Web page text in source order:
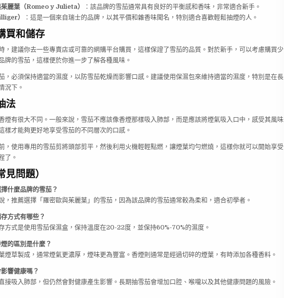
茱麗葉（Romeo y Julieta）
：該品牌的雪茄通常具有良好的平衡感和香味，非常適合新手。
）
：這是一個來自瑞士的品牌，以其平價和雜香味聞名，特別適合喜歡輕鬆抽煙的人。
買和儲存
，建議你去一些專賣店或可靠的網購平台購買，這樣保證了雪茄的品質。對於新手，可以考慮購買少
牌的雪茄，這樣便於你進一步了解各種風味。
，必須保持適當的濕度，以防雪茄乾燥而影響口感。建議使用保濕包來維持適當的濕度，特別是在長
況下。
法
煙有很大不同。一般來說，雪茄不應該像香煙那樣吸入肺部，而是應該將煙氣吸入口中，感受其風味
樣才能夠更好地享受雪茄的不同層次的口感。
，使用專用的雪茄剪將頭部剪平，然後利用火機輕輕點燃，讓煙葉均勻燃燒，這樣你就可以開始享受
了。
問題）
什麼品牌的雪茄？
，推薦選擇「羅密歐與茱麗葉」的雪茄，因為該品牌的雪茄通常較為柔和，適合初學者。
方式有哪些？
方式是使用雪茄保濕盒，保持溫度在20-22度，並保持60%-70%的濕度。
的區別是什麼？
煙草製成，通常煙氣更濃厚，煙味更為豐富。香煙則通常是經過切碎的煙葉，有時添加各種香料。
響健康嗎？
接吸入肺部，但仍然會對健康產生影響。長期抽雪茄會增加口腔、喉嚨以及其他健康問題的風險。